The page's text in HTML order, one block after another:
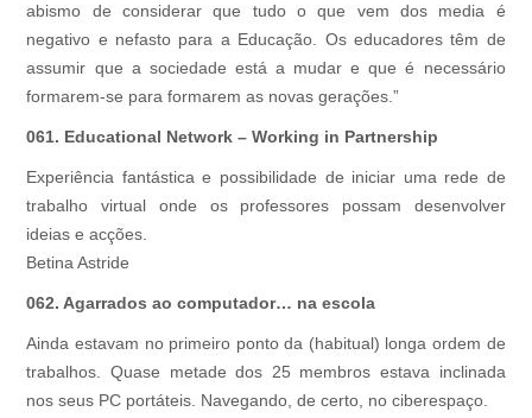
abismo de considerar que tudo o que vem dos media é
negativo e nefasto para a Educação. Os educadores têm de
assumir que a sociedade está a mudar e que é necessário
formarem-se para formarem as novas gerações.”
061. Educational Network – Working in Partnership
Experiência fantástica e possibilidade de iniciar uma rede de
trabalho virtual onde os professores possam desenvolver
ideias e acções.
Betina Astride
062. Agarrados ao computador… na escola
Ainda estavam no primeiro ponto da (habitual) longa ordem de
trabalhos. Quase metade dos 25 membros estava inclinada
nos seus PC portáteis. Navegando, de certo, no ciberespaço.